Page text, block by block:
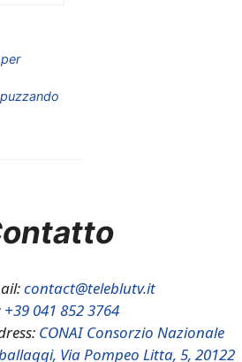
contact@teleblutv.it
+39 041 852 3764
CONAI Consorzio Nazionale
Via Pompeo Litta, 5, 20122